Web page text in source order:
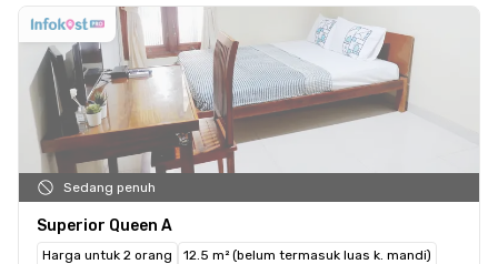
Sedang penuh
Superior Queen A
Harga untuk 2 orang
12.5 m² (belum termasuk luas k. mandi)